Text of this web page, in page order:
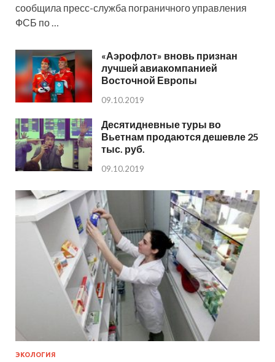
сообщила пресс-служба пограничного управления
ФСБ по …
«Аэрофлот» вновь признан
лучшей авиакомпанией
Восточной Европы
09.10.2019
Десятидневные туры во
Вьетнам продаются дешевле 25
тыс. руб.
09.10.2019
ЭКОЛОГИЯ